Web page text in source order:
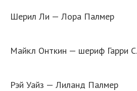
Шерил Ли — Лора Палмер
Майкл Онткин — шериф Гарри
Рэй Уайз — Лиланд Палмер